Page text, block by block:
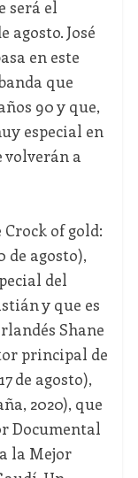
será el
agosto. José
en este
que
90 y que,
especial en
volverán a
of gold:
de agosto),
del
y que es
Shane
principal de
de agosto),
2020), que
Documental
la Mejor